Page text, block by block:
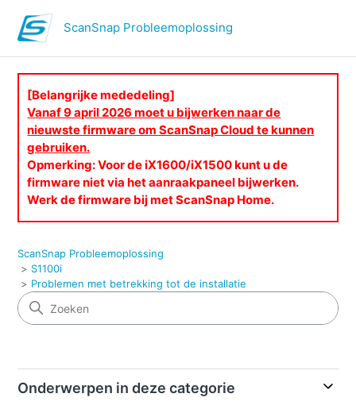
ScanSnap Probleemoplossing
[Belangrijke mededeling]
Vanaf 9 april 2026 moet u bijwerken naar de
nieuwste firmware om ScanSnap Cloud te kunnen
gebruiken.
Opmerking: Voor de iX1600/iX1500 kunt u de
firmware niet via het aanraakpaneel bijwerken.
Werk de firmware bij met ScanSnap Home.
ScanSnap Probleemoplossing
S1100i
Problemen met betrekking tot de installatie
Onderwerpen in deze categorie